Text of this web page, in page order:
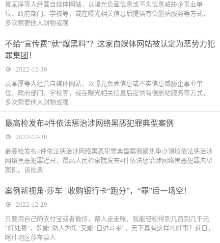
袁某厚等人经营自媒体网站，以曝光负面信息或不实信息威胁企事业单
位、政府部门、学校等，或在曝光相关信息后提供有偿删帖服务等方式，
多次索要他人财物或强
不给“宣传费”就“爆黑料”？这家自媒体网站被认定为恶势力犯
罪集团！
2022-12-30
袁某厚等人经营自媒体网站，以曝光负面信息或不实信息威胁企事业单
位、政府部门、学校等，或在曝光相关信息后提供有偿删帖服务等方式，
多次索要他人财物或强
最高检发布4件依法惩治涉网络黑恶犯罪典型案例
2022-12-30
最高检发布4件依法惩治涉网络黑恶犯罪典型案例聚焦重点领域依法惩治涉
网络黑恶犯罪近日，最高人民检察院发布4件依法惩治涉网络黑恶犯罪典型
案例。该批典
案例新视角·莎车 | 收购银行卡“跑分”，“罪”后一场空！
2022-12-29
只要用自己的支付宝或者微信，帮人走走账，就能轻松得到几百到几千元
“好处费”，既能“助人为乐”又能“日进斗金”，天下真有这样的好事？近日，
喀什地区莎车县人